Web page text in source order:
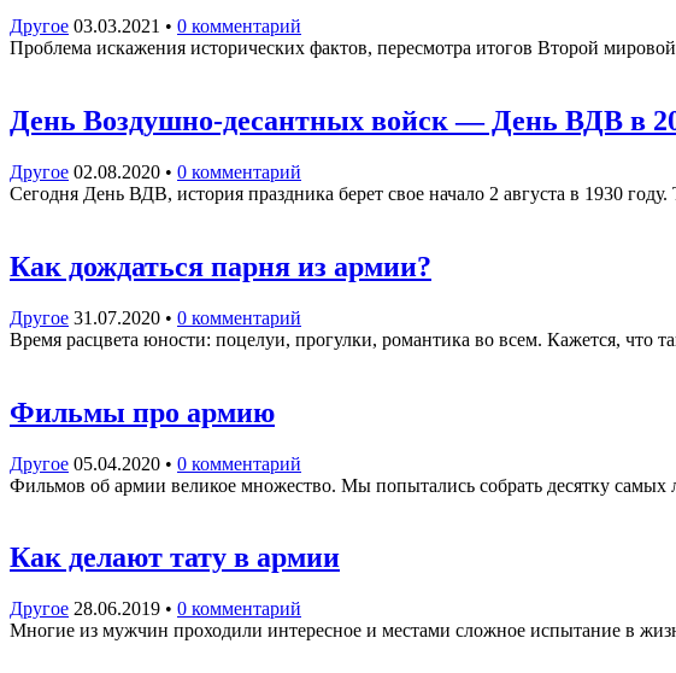
Другое 03.03.2021 • 0 комментарий
Проблема искажения исторических фактов, пересмотра итогов Второй
День Воздушно-десантных войск — День ВДВ в
Другое 02.08.2020 • 0 комментарий
Сегодня День ВДВ, история праздника берет свое начало 2 августа в 1930
Как дождаться парня из армии?
Другое 31.07.2020 • 0 комментарий
Время расцвета юности: поцелуи, прогулки, романтика во всем. Кажется, что
Фильмы про армию
Другое 05.04.2020 • 0 комментарий
Фильмов об армии великое множество. Мы попытались собрать десятку
Как делают тату в армии
Другое 28.06.2019 • 0 комментарий
Многие из мужчин проходили интересное и местами сложное испытание в